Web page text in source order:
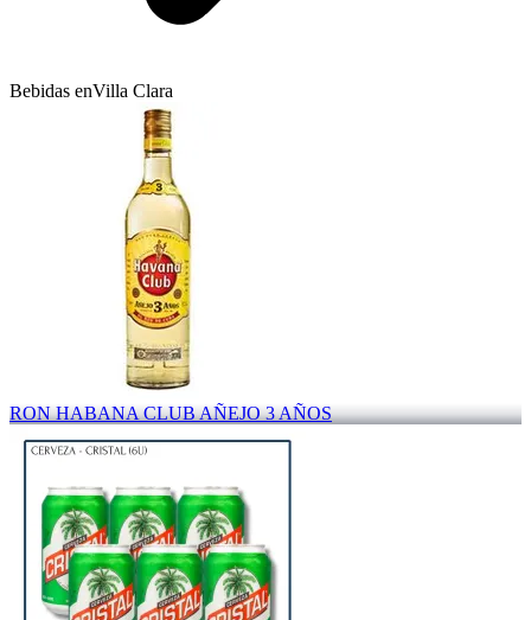
Bebidas enVilla Clara
RON HABANA CLUB AÑEJO 3 AÑOS